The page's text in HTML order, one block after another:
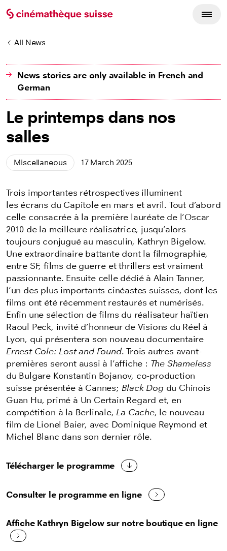
All News
News stories are only available in French and
German
Le printemps dans nos
salles
Miscellaneous 17 March 2025
Trois importantes rétrospectives illuminent
les écrans du Capitole en mars et avril. Tout d’abord
celle consacrée à la première lauréate de l’Oscar
2010 de la meilleure réalisatrice, jusqu’alors
toujours conjugué au masculin, Kathryn Bigelow.
Une extraordinaire battante dont la filmographie,
entre SF, films de guerre et thrillers est vraiment
passionnante. Ensuite celle dédié à Alain Tanner,
l’un des plus importants cinéastes suisses, dont les
films ont été récemment restaurés et numérisés.
Enfin une sélection de films du réalisateur haïtien
Raoul Peck, invité d’honneur de Visions du Réel à
Lyon, qui présentera son nouveau documentaire
Ernest Cole: Lost and Found. Trois autres avant-
premières seront aussi à l’affiche : The Shameless
du Bulgare Konstantin Bojanov, co-production
suisse présentée à Cannes; Black Dogdu Chinois
Guan Hu, primé à Un Certain Regard et, en
compétition à la Berlinale, La Cache, le nouveau
film de Lionel Baier, avec Dominique Reymond et
Michel Blanc dans son dernier rôle.
Télécharger le programme
Consulter le programme en ligne
Affiche Kathryn Bigelow sur notre boutique en ligne